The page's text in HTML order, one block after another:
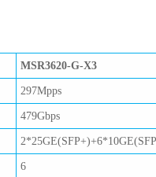
MSR3620-G-X3
297Mpps
479Gbps
6